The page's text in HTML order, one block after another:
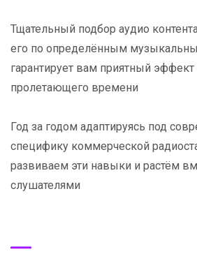
Тщательный подбор аудио
его по определённым
гарантирует вам приятный эффект
пролетающего времени
Год за годом адаптируясь под
специфику коммерческой
развиваем эти навыки и растём
слушателями